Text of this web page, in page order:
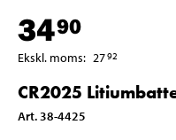
3490
Ekskl. moms: 2792
CR2025
Art. 38-4425